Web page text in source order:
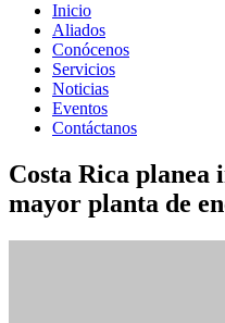
Inicio
Aliados
Conócenos
Servicios
Noticias
Eventos
Contáctanos
Costa Rica planea
mayor planta de